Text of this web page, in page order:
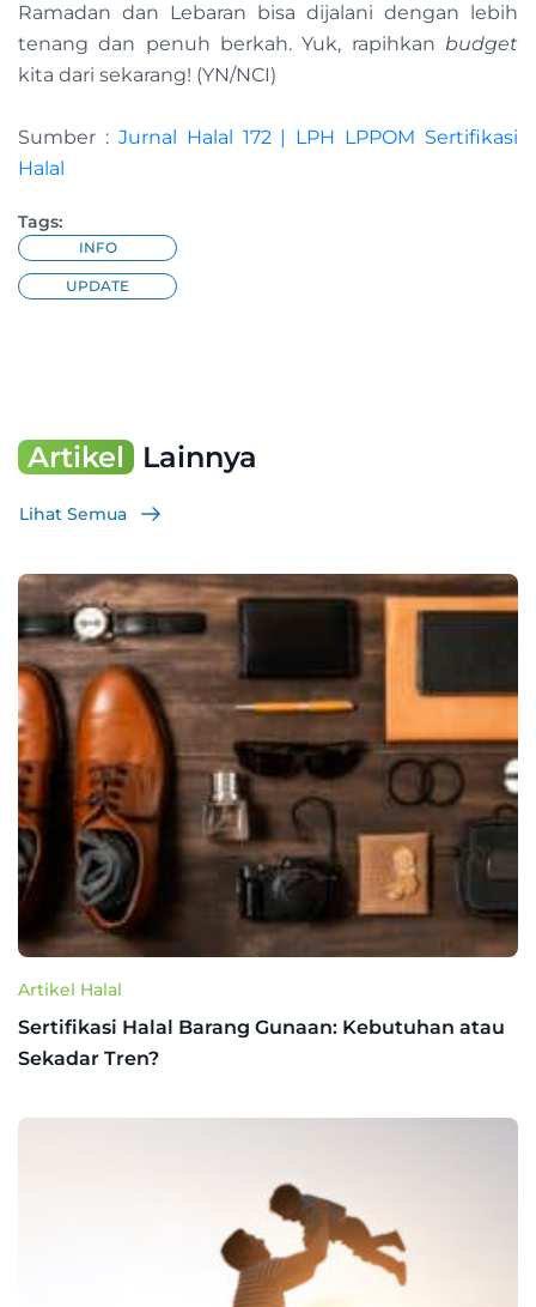
Ramadan dan Lebaran bisa dijalani dengan lebih
tenang dan penuh berkah. Yuk, rapihkan budget
kita dari sekarang! (YN/NCI)
Sumber : Jurnal Halal 172 | LPH LPPOM Sertifikasi
Halal
Tags:
INFO
UPDATE
Artikel Lainnya
Lihat Semua
Artikel Halal
Sertifikasi Halal Barang Gunaan: Kebutuhan atau
Sekadar Tren?